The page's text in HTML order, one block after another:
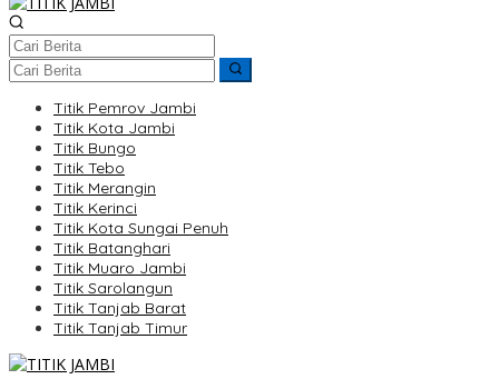
Titik Pemrov Jambi
Titik Kota Jambi
Titik Bungo
Titik Tebo
Titik Merangin
Titik Kerinci
Titik Kota Sungai Penuh
Titik Batanghari
Titik Muaro Jambi
Titik Sarolangun
Titik Tanjab Barat
Titik Tanjab Timur